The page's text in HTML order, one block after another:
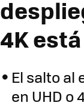
4K
El salto al
en UHD o